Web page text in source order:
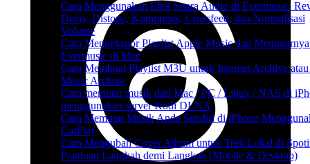
Cara Menggunakan Efek Suara Audio di Evermusic:
Delay, Distorsi, Kompresor, Crossfeed, dan Normalisasi
Volume
Cara Mengekspor Playlist Apple Music dan
Evermusic di Mac
Cara Membuat Playlist M3U untuk Internet Archive
Music Archive
Cara memutar musik dari Mac / PC / Linux / NAS di
menggunakan server Kodi DLNA
Cara Memutar Musik Anda Sendiri di iPhone
CarPlay
Cara Mengubah Cover Album untuk Trek Lokal di
Panduan Langkah demi Langkah (Mobile & Desktop)